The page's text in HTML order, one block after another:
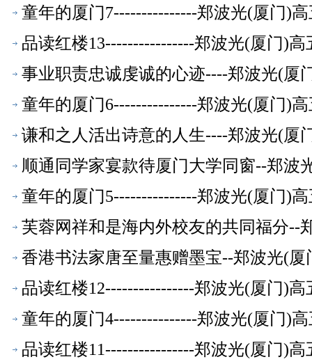
童年的厦门7---------------郑波光(厦门)
品读红楼13----------------郑波光(厦门)
事业职责忠诚虔诚的心迹----郑波光(厦
童年的厦门6---------------郑波光(厦门)
谦和之人活出诗意的人生----郑波光(厦
顺通同学家宴款待厦门大学同窗--郑波
童年的厦门5---------------郑波光(厦门)
芙蓉网祥和是海内外校友的共同福分--
香港书法家唐至量惠赠墨宝--郑波光(
品读红楼12----------------郑波光(厦门)
童年的厦门4---------------郑波光(厦门)
品读红楼11----------------郑波光(厦门)